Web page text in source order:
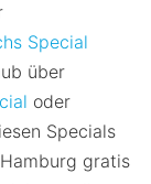
Special
über
oder
Specials
gratis